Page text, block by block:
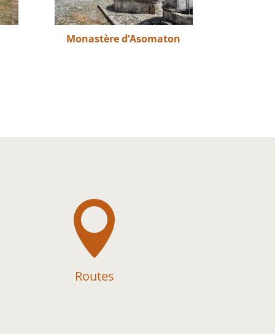
Monastère d’Asomaton

Routes